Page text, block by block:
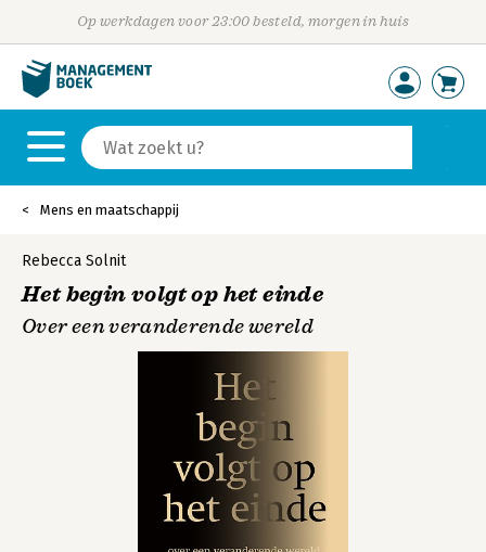
Op werkdagen voor 23:00 besteld, morgen in huis
Mens en maatschappij
Rebecca Solnit
Het begin volgt op het einde
Over een veranderende wereld